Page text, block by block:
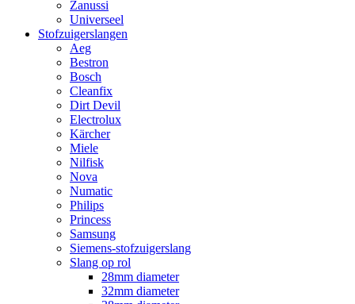
Zanussi
Universeel
Stofzuigerslangen
Aeg
Bestron
Bosch
Cleanfix
Dirt Devil
Electrolux
Kärcher
Miele
Nilfisk
Nova
Numatic
Philips
Princess
Samsung
Siemens-stofzuigerslang
Slang op rol
28mm diameter
32mm diameter